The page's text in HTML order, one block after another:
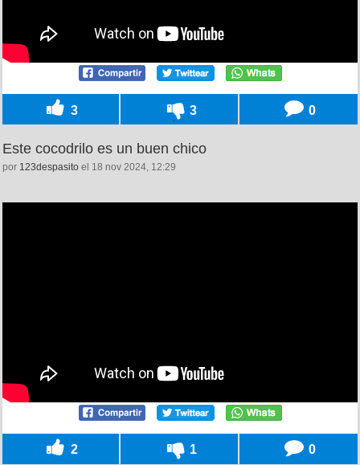
3 3 0
Este cocodrilo es un buen chico
por 123despasito el 18 nov 2024, 12:29
2 1 0